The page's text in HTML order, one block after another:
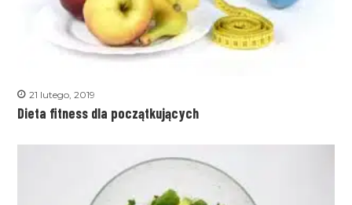
21 lutego, 2019
Dieta fitness dla początkujących